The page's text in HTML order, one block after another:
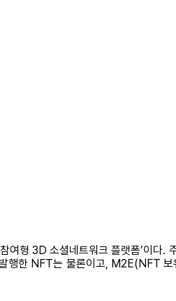
여형 3D 소셜네트워크 플랫폼’이
한 NFT는 물론이고, M2E(NFT